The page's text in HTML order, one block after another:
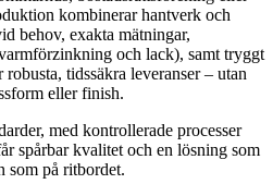
kombinerar hantverk och
behov, exakta mätningar,
och lack), samt tryggt
tidssäkra leveranser – utan
eller finish.
med kontrollerade processer
spårbar kvalitet och en lösning som
som på ritbordet.